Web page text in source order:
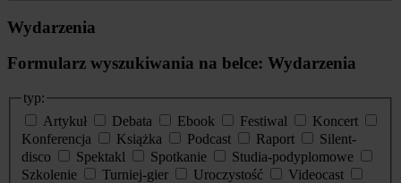
Wydarzenia
Formularz wyszukiwania na belce: Wydarzenia
typ:
Artykuł
Debata Ebook Festiwal
Koncert
Konferencja
Książka Podcast Raport
Silent-
disco
Spektakl Spotkanie
Studia-podyplomowe
Szkolenie
Turniej-gier Uroczystość
Videocast